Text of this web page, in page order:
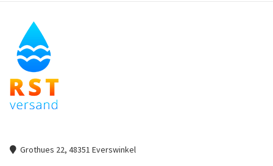
Grothues 22, 48351 Everswinkel